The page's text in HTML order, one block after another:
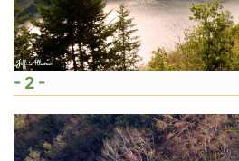
- 2 -